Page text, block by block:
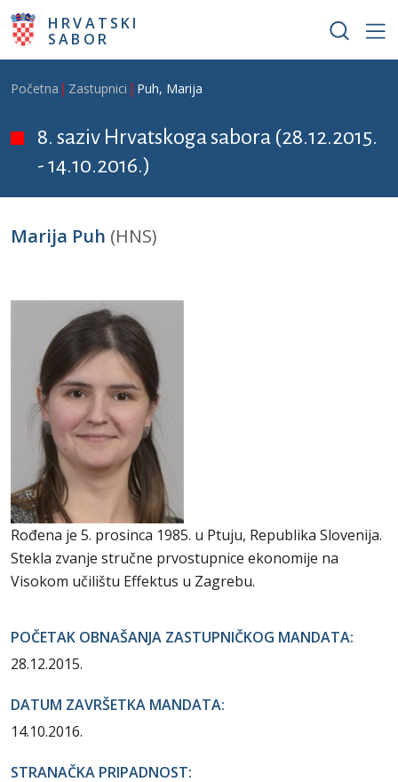
Skoči na glavni sadržaj
HRVATSKI
SABOR
Breadcrumb
Početna Zastupnici Puh, Marija
8. saziv Hrvatskoga sabora (28.12.2015.
- 14.10.2016.)
Marija Puh (HNS)
Rođena je 5. prosinca 1985. u Ptuju, Republika Slovenija.
Stekla zvanje stručne prvostupnice ekonomije na
Visokom učilištu Effektus u Zagrebu.
POČETAK OBNAŠANJA ZASTUPNIČKOG MANDATA:
28.12.2015.
DATUM ZAVRŠETKA MANDATA:
14.10.2016.
STRANAČKA PRIPADNOST: